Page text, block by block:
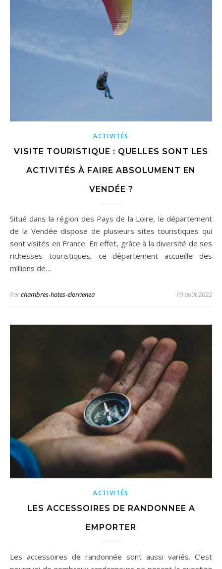
ACTIVITÉS
VISITE TOURISTIQUE : QUELLES SONT LES
ACTIVITÉS À FAIRE ABSOLUMENT EN
VENDÉE ?
Situé dans la région des Pays de la Loire, le département
de la Vendée dispose de plusieurs sites touristiques qui
sont visités en France. En effet, grâce à la diversité de ses
richesses touristiques, ce département accueille des
millions de…
Parchambres-hotes-elorrienea 10 août 2022
ACTIVITÉS
LES ACCESSOIRES DE RANDONNEE A
EMPORTER
Les accessoires de randonnée sont aussi variés. C’est